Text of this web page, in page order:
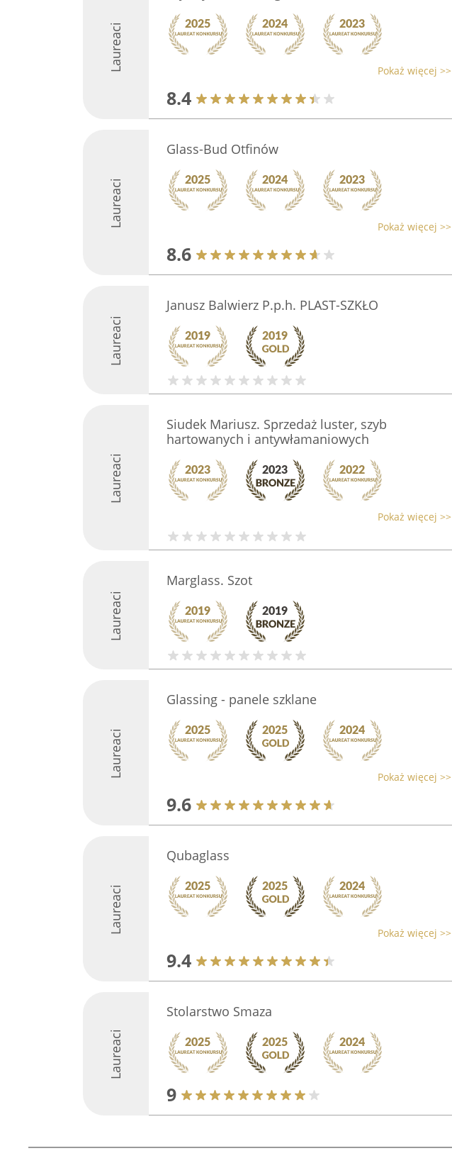
Laureaci Pokaż więcej >>
8.4
Laureaci
Glass-Bud Otfinów
Pokaż więcej >>
8.6
Laureaci
Janusz Balwierz P.p.h. PLAST-SZKŁO
Laureaci
Siudek Mariusz. Sprzedaż luster, szyb
hartowanych i antywłamaniowych
Pokaż więcej >>
Laureaci
Marglass. Szot
Laureaci
Glassing - panele szklane
Pokaż więcej >>
9.6
Laureaci
Qubaglass
Pokaż więcej >>
9.4
Laureaci
Stolarstwo Smaza
9